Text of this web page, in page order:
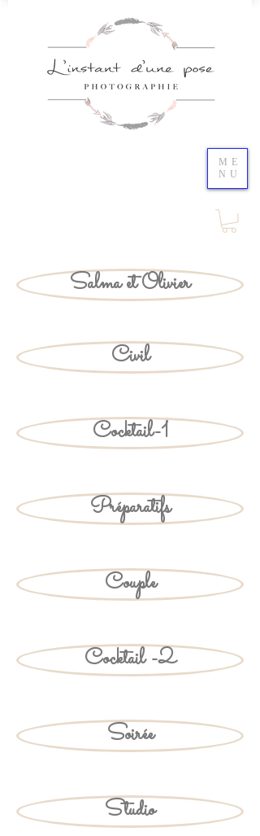
ME
NU
Salma et Olivier
Civil
Cocktail-1
Préparatifs
Couple
Cocktail -2
Soirée
Studio